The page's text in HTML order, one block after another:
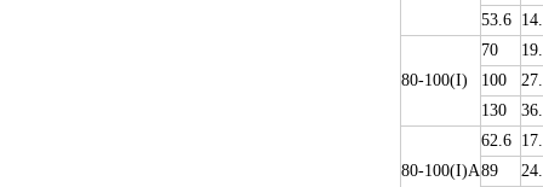
53.6
80-100(I)
70
100
130
80-100(I)A
62.6
89